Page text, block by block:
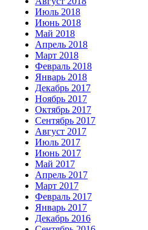
Июль 2018
Июнь 2018
Май 2018
Апрель 2018
Март 2018
Февраль 2018
Январь 2018
Декабрь 2017
Ноябрь 2017
Октябрь 2017
Сентябрь 2017
Август 2017
Июль 2017
Июнь 2017
Май 2017
Апрель 2017
Март 2017
Февраль 2017
Январь 2017
Декабрь 2016